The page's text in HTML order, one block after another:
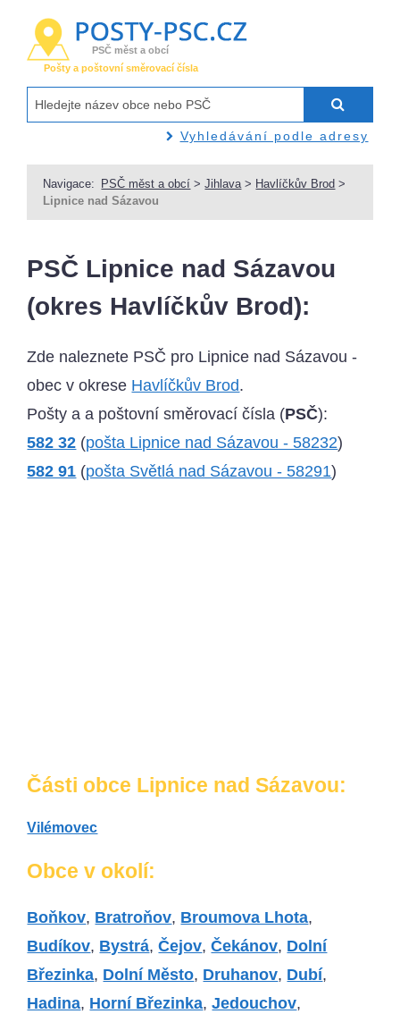
PSČ měst a obcí
Pošty a poštovní směrovací čísla
Vyhledávání podle adresy
Navigace: PSČ měst a obcí >Jihlava > Havlíčkův Brod >
Lipnice nad Sázavou
PSČ Lipnice nad Sázavou
(okres Havlíčkův Brod):
Zde naleznete PSČ pro Lipnice nad Sázavou -
obec v okrese Havlíčkův Brod.
Pošty a a poštovní směrovací čísla (PSČ):
582 32 (pošta Lipnice nad Sázavou - 58232)
582 91 (pošta Světlá nad Sázavou - 58291)
Části obce Lipnice nad Sázavou:
Vilémovec
Obce v okolí:
Boňkov, Bratroňov, Broumova Lhota,
Budíkov, Bystrá,Čejov,Čekánov, Dolní
Březinka, Dolní Město, Druhanov, Dubí,
Hadina, Horní Březinka,Jedouchov,